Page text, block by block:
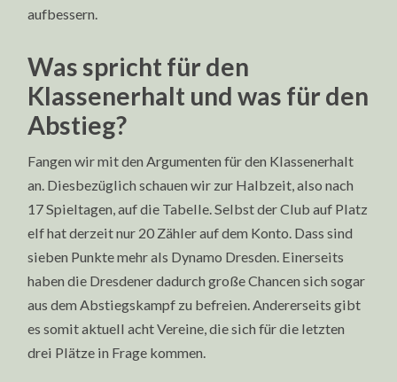
aufbessern.
Was spricht für den
Klassenerhalt und was für den
Abstieg?
Fangen wir mit den Argumenten für den Klassenerhalt
an. Diesbezüglich schauen wir zur Halbzeit, also nach
17 Spieltagen, auf die Tabelle. Selbst der Club auf Platz
elf hat derzeit nur 20 Zähler auf dem Konto. Dass sind
sieben Punkte mehr als Dynamo Dresden. Einerseits
haben die Dresdener dadurch große Chancen sich sogar
aus dem Abstiegskampf zu befreien. Andererseits gibt
es somit aktuell acht Vereine, die sich für die letzten
drei Plätze in Frage kommen.